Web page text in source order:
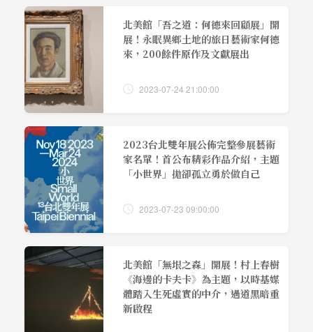
北美館「吾之道：何德來回顧展」開
展！永眠異鄉土地的旅日藝術家何德
來，200餘件原作及文獻展出
2023-07-24 21:00:00
2023台北雙年展公佈完整參展藝術
家名單！首公布精彩作品介紹，主題
「小世界」拋卻孤立勇於做自己
2023-07-23 09:00:00
北美館「無垠之森」開展！村上春樹
《海邊的卡夫卡》為主題，以時基媒
體踏入生死虛實的中介，過道黑暗重
新啟程